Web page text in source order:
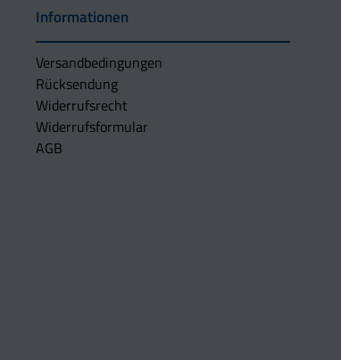
Informationen
Versandbedingungen
Rücksendung
Widerrufsrecht
Widerrufsformular
AGB